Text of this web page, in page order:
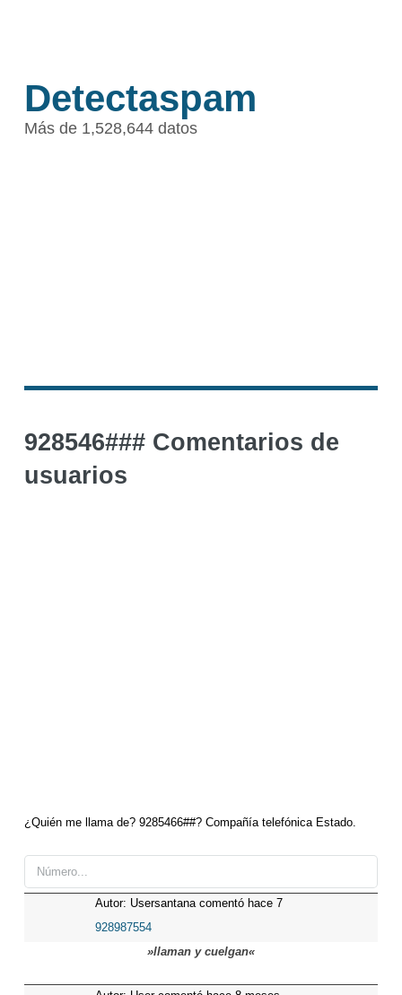
Detectaspam
Más de 1,528,644 datos
928546### Comentarios de
usuarios
¿Quién me llama de? 9285466##? Compañía telefónica Estado.
Autor: Usersantana comentó hace 7
meses
928987554
»llaman y cuelgan«